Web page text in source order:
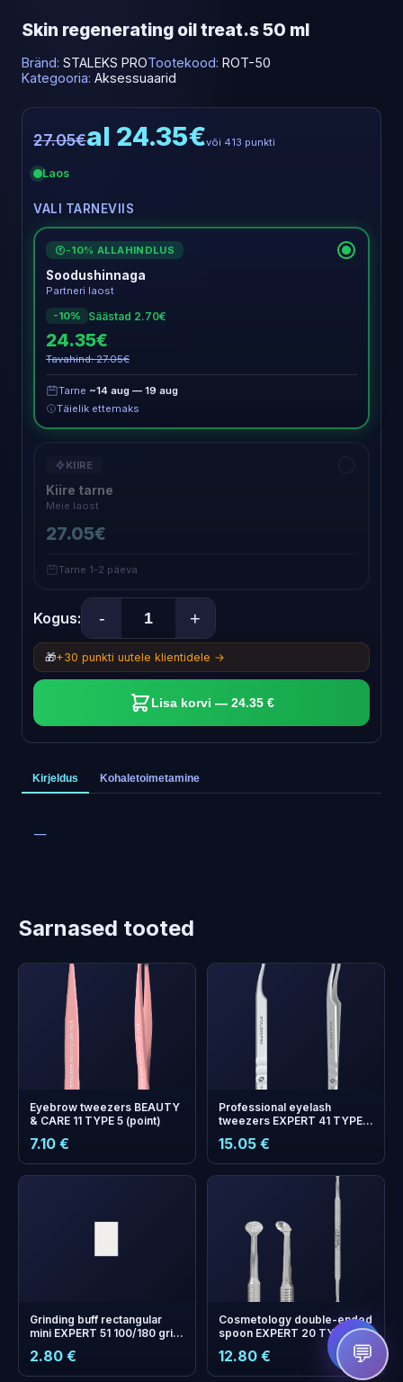
Skin regenerating oil treat.s 50 ml
Bränd: STALEKS PROTootekood: ROT-50
Kategooria: Aksessuaarid
27.05€al 24.35€või 413 punkti
Laos
VALI TARNEVIIS
€ -10% ALLAHINDLUS
Soodushinnaga
Partneri laost
-10%
Säästad 2.70€
24.35€
Tavahind: 27.05€
Tarne ~14 aug — 19 aug
Täielik ettemaks
KIIRE
Kiire tarne
Meie laost
27.05€
Tarne 1-2 päeva
Kogus: - +
🎁+30 punkti uutele klientidele →
Lisa korvi — 24.35 €
Kirjeldus Kohaletoimetamine
—
Sarnased tooted
Eyebrow tweezers BEAUTY
& CARE 11 TYPE 5 (point)
7.10 €
Professional eyelash
tweezers EXPERT 41 TYPE 6
15.05 €
Grinding buff rectangular
mini EXPERT 51 100/180 grit
2.80 €
Cosmetology double-ended
spoon EXPERT 20 TYPE 2
(Uno and round spoon with
19 holes)
12.80 €
boonuspunkti
Kogu ja säästa järgmisel
💬